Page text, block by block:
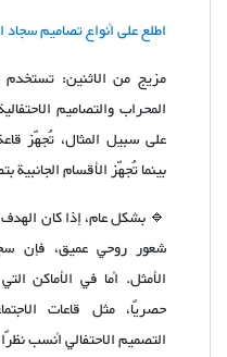
اطلع على أنواع تصاميم سجاد
مزيج من الاثنين:
المحراب والتصاميم
على سبيل المثال، تُجهّز
بينما تُجهّز الأقسام الجانبية
🔹 بشكل عام، إذا كان
شعور روحي عميق، فإن
الأمثل. أما في الأماكن
حصريًا، مثل قاعات
التصميم الاحتفالي أنسب